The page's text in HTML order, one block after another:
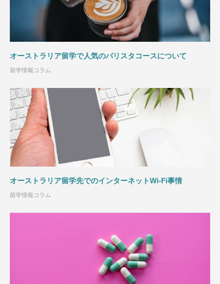
オーストラリア留学で人気のバリスタコースについて
留学情報コラム
オーストラリア留学先でのインターネットWi-Fi事情
留学情報コラム